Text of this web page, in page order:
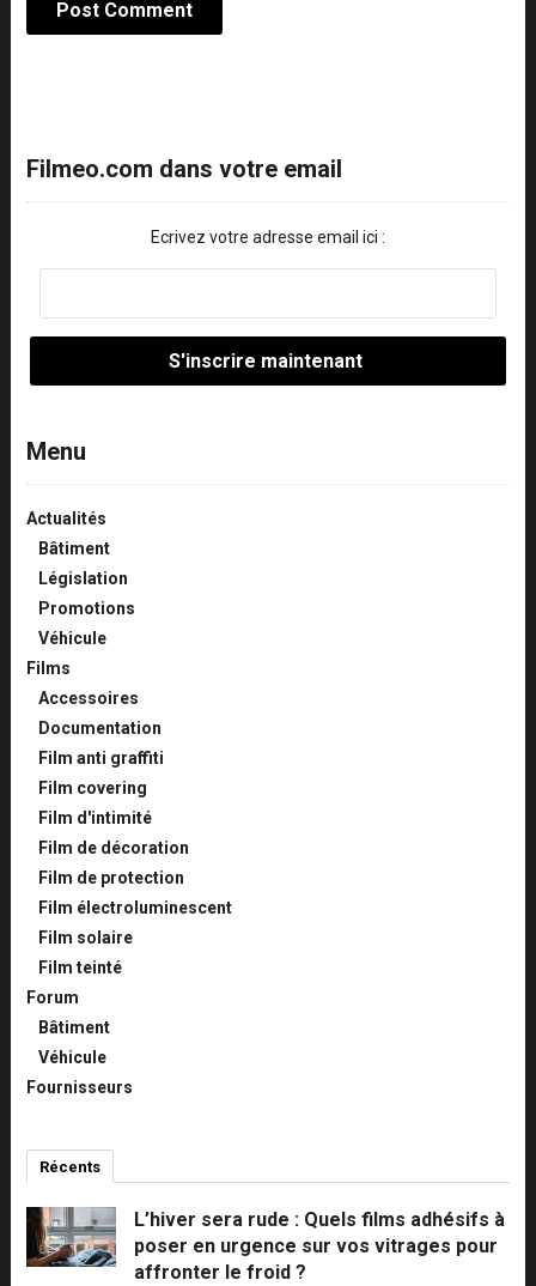
Filmeo.com dans votre email
Ecrivez votre adresse email ici :
Menu
Actualités
Bâtiment
Législation
Promotions
Véhicule
Films
Accessoires
Documentation
Film anti graffiti
Film covering
Film d'intimité
Film de décoration
Film de protection
Film électroluminescent
Film solaire
Film teinté
Forum
Bâtiment
Véhicule
Fournisseurs
Récents
L’hiver sera rude : Quels films adhésifs à
poser en urgence sur vos vitrages pour
affronter le froid ?